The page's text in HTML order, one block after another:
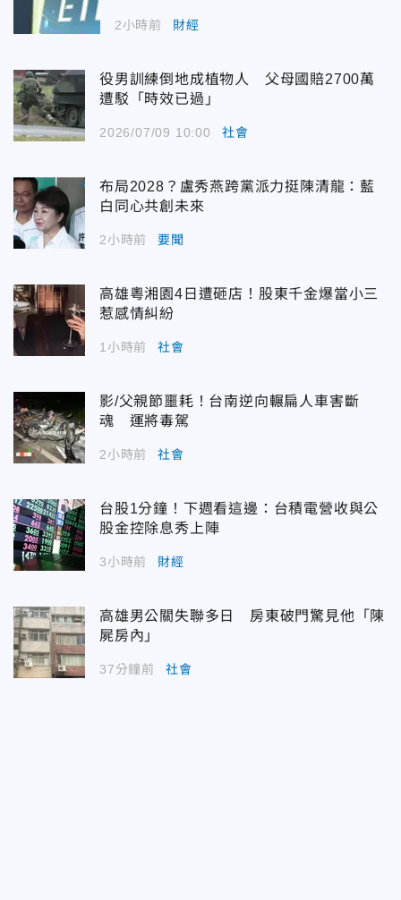
2小時前 財經
役男訓練倒地成植物人 父母國賠2700萬
遭駁「時效已過」
2026/07/09 10:00 社會
布局2028？盧秀燕跨黨派力挺陳清龍：藍
白同心共創未來
2小時前 要聞
高雄粵湘園4日遭砸店！股東千金爆當小三
惹感情糾紛
1小時前 社會
影/父親節噩耗！台南逆向輾扁人車害斷
魂 運將毒駕
2小時前 社會
台股1分鐘！下週看這邊：台積電營收與公
股金控除息秀上陣
3小時前 財經
高雄男公關失聯多日 房東破門驚見他「陳
屍房內」
37分鐘前 社會